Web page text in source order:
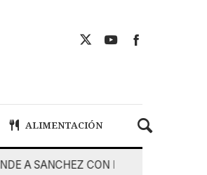
ALIMENTACIÓN
SANCHEZ CON DUREZA